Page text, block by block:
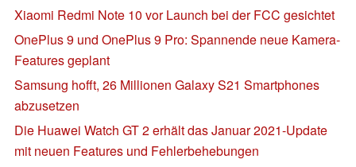
Xiaomi Redmi Note 10 vor Launch bei der FCC gesichtet
OnePlus 9 und OnePlus 9 Pro: Spannende neue Kamera-
Features geplant
Samsung hofft, 26 Millionen Galaxy S21 Smartphones
abzusetzen
Die Huawei Watch GT 2 erhält das Januar 2021-Update
mit neuen Features und Fehlerbehebungen